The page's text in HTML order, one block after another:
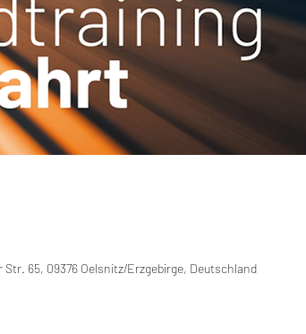
65, 09376 Oelsnitz/Erzgebirge, Deutschland